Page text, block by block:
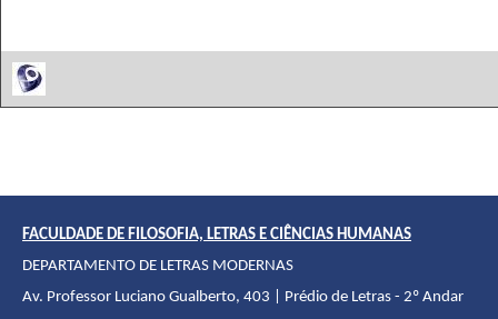
FACULDADE DE FILOSOFIA, LETRAS E CIÊNCIAS HUMANAS
DEPARTAMENTO DE LETRAS MODERNAS
Av. Professor Luciano Gualberto, 403 | Prédio de Letras - 2º Andar